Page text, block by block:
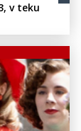
v teku